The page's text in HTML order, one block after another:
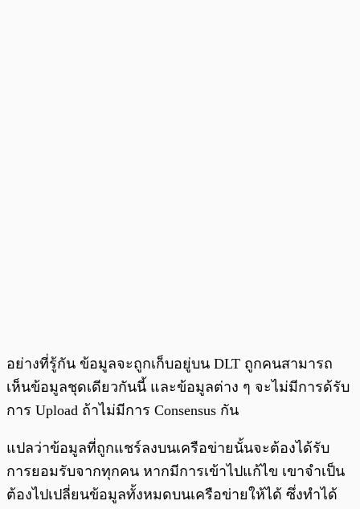
อย่างที่รู้กัน ข้อมูลจะถูกเก็บอยู่บน DLT ถูกคนสามารถ
เห็นข้อมูลชุดเดียวกันนี้ และข้อมูลต่าง ๆ จะไม่มีการด้รับ
การ Upload ถ้าไม่มีการ Consensus กัน
แปลว่าข้อมูลที่ถูกแชร์ลงบนเครือข่ายนั้นจะต้องได้รับ
การยอมรับจากทุกคน หากมีการเข้าไปแก้ไข เขาจำเป็น
ต้องไปเปลี่ยนข้อมูลทั้งหมดบนเครือข่ายให้ได้ ซึ่งทำได้